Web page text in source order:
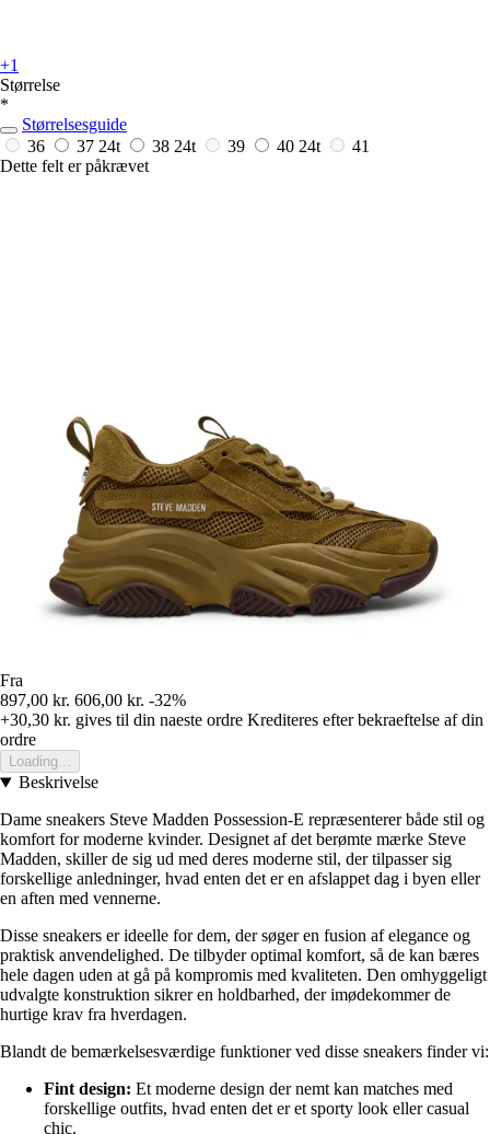
+1
Størrelse
*
Størrelsesguide
36
37 24t 38 24t 39 40 24t
41
Dette felt er påkrævet
Fra
897,00 kr. 606,00 kr. -32%
+30,30 kr. gives til din naeste ordre Krediteres efter bekraeftelse af din
ordre
Loading...
Beskrivelse
Dame sneakers Steve Madden Possession-E repræsenterer både stil og
komfort for moderne kvinder. Designet af det berømte mærke Steve
Madden, skiller de sig ud med deres moderne stil, der tilpasser sig
forskellige anledninger, hvad enten det er en afslappet dag i byen eller
en aften med vennerne.
Disse sneakers er ideelle for dem, der søger en fusion af elegance og
praktisk anvendelighed. De tilbyder optimal komfort, så de kan bæres
hele dagen uden at gå på kompromis med kvaliteten. Den omhyggeligt
udvalgte konstruktion sikrer en holdbarhed, der imødekommer de
hurtige krav fra hverdagen.
Blandt de bemærkelsesværdige funktioner ved disse sneakers finder vi:
Fint design: Et moderne design der nemt kan matches med
forskellige outfits, hvad enten det er et sporty look eller casual
chic.